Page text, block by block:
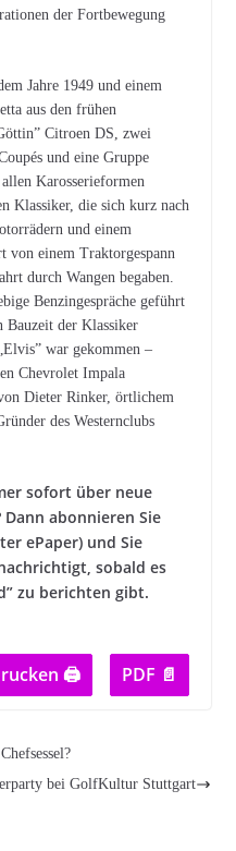
der Fortbewegung
Jahre 1949 und einem
aus den frühen
Citroen DS, zwei
und eine Gruppe
Karosserieformen
Klassiker, die sich kurz nach
und einem
von einem Traktorgespann
durch Wangen begaben.
Benzingespräche geführt
Bauzeit der Klassiker
war gekommen –
Chevrolet Impala
Dieter Rinker, örtlichem
des Westernclubs
sofort über neue
abonnieren Sie
ePaper) und Sie
sobald es
zu berichten gibt.
🖨 PDF 📄
bei GolfKultur Stuttgart